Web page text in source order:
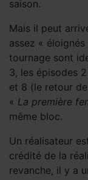
saison.
Mais il peut
assez «
tournage sont
3, les épisodes
et 8 (le retour de
« La première
même bloc.
Un réalisateur
crédité de la
revanche, il y a